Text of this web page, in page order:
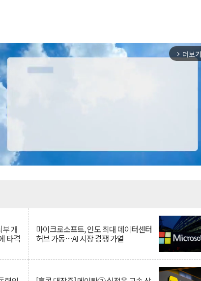
arrow_forward_ios 더보기
개
타격
마이크로소프트, 인도 최대 데이터센터
허브 가동…AI 시장 경쟁 가열